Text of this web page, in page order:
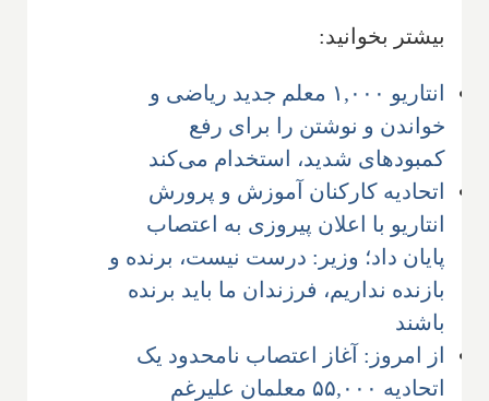
بیشتر بخوانید:
انتاریو ۱,۰۰۰ معلم جدید ریاضی و
خواندن و نوشتن را برای رفع
کمبودهای شدید، استخدام می‌کند
اتحادیه کارکنان آموزش و پرورش
انتاریو با اعلان پیروزی به اعتصاب
پایان داد؛ وزیر: درست نیست، برنده و
بازنده نداریم، فرزندان ما باید برنده
باشند
از امروز: آغاز اعتصاب نامحدود یک
اتحادیه ۵۵,۰۰۰ معلمان علیرغم